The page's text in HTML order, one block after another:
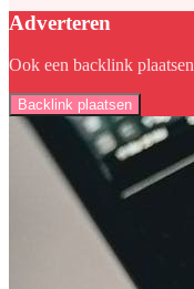
Adverteren
Ook een backlink plaatsen
Backlink plaatsen